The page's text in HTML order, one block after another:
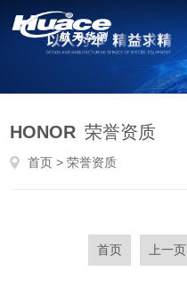
HONOR 荣誉资质
首页 > 荣誉资质
首页 上一页